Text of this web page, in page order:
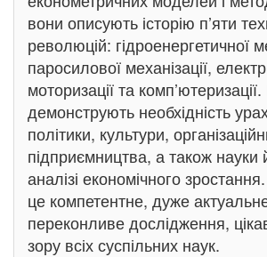
вони описують історію п’яти
революцій: гідроенергетичної
паросилової механізації,
моторизації та
демонструють необхідність
політики, культури,
підприємництва, а також науки
аналізі економічного
це компетентне, дуже
переконливе дослідження,
зору всіх суспільних наук.